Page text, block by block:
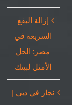
إزالة البقع
السريعة في
مصر: الحل
الأمثل لبيتك
نجار في دبي |